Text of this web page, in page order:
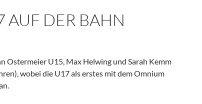
AUF DER BAHN
Ostermeier U15, Max Helwing und Sarah Kemm
wobei die U17 als erstes mit dem Omnium